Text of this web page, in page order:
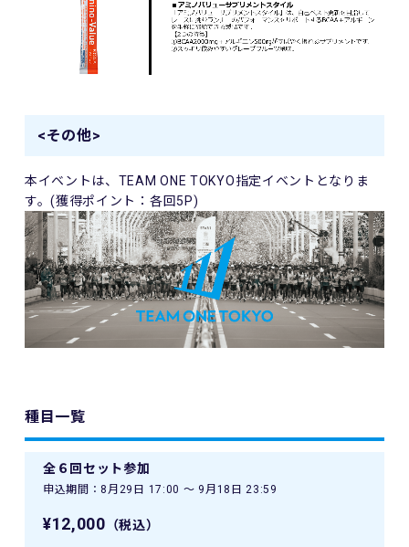
<その他>
本イベントは、 TEAM ONE TOKYO指定イベントとなりま
す。(獲得ポイント：各回5P)
種目一覧
全６回セット参加
申込期間：8月29日 17:00 〜 9月18日 23:59
¥12,000 （税込）